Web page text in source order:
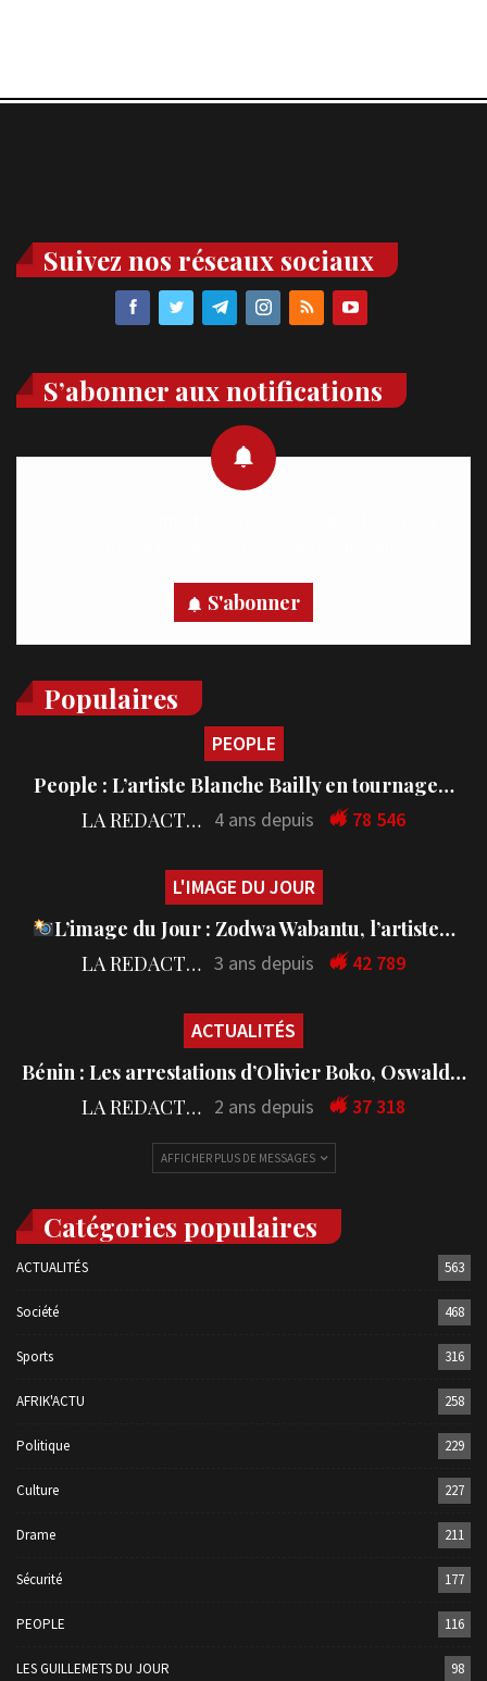
Suivez nos réseaux sociaux
S’abonner aux notifications
S'abonner
Populaires
PEOPLE
People : L’artiste Blanche Bailly en tournage…
LA REDACTION 4 ans depuis 78 546
L'IMAGE DU JOUR
L’image du Jour : Zodwa Wabantu, l’artiste…
LA REDACTION 3 ans depuis 42 789
ACTUALITÉS
Bénin : Les arrestations d’Olivier Boko, Oswald…
LA REDACTION 2 ans depuis 37 318
AFFICHER PLUS DE MESSAGES
Catégories populaires
ACTUALITÉS 563
Société 468
Sports 316
AFRIK'ACTU 258
Politique 229
Culture 227
Drame 211
Sécurité 177
PEOPLE 116
LES GUILLEMETS DU JOUR 98